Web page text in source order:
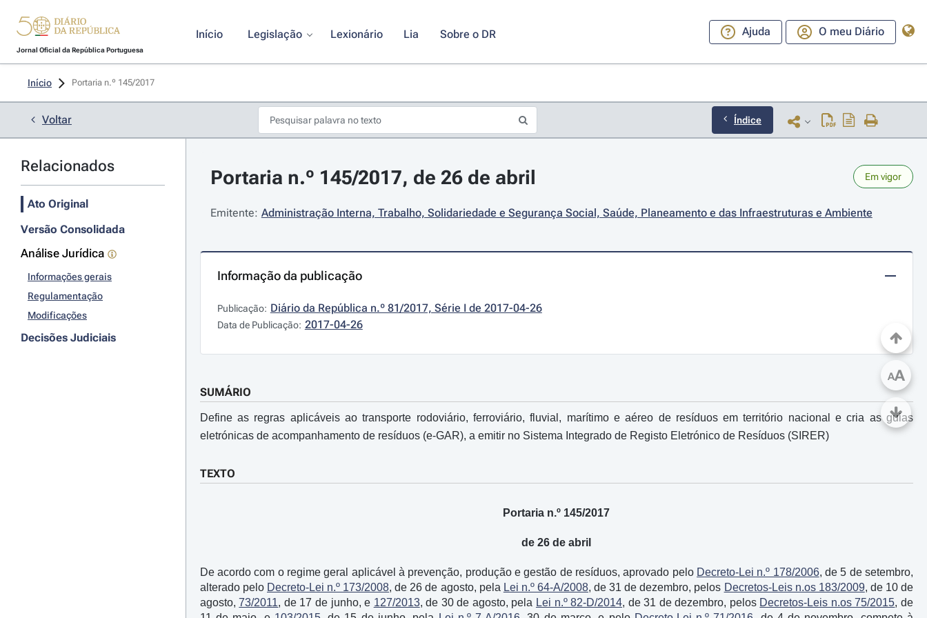
Jornal Oficial da República Portuguesa
Início Legislação Lexionário Lia Sobre o DR Ajuda O meu Diário
Início Portaria n.º 145/2017
Voltar Índice
Relacionados
Ato Original
Versão Consolidada
Análise Jurídica
Informações gerais
Regulamentação
Modificações
Decisões Judiciais
Portaria n.º 145/2017, de 26 de abril Em vigor
Emitente: Administração Interna, Trabalho, Solidariedade e Segurança Social, Saúde, Planeamento e das Infraestruturas e Ambiente
Informação da publicação
Publicação: Diário da República n.º 81/2017, Série I de 2017-04-26
Data de Publicação: 2017-04-26
SUMÁRIO
Define as regras aplicáveis ao transporte rodoviário, ferroviário, fluvial, marítimo e aéreo de resíduos em território nacional e cria as guias
eletrónicas de acompanhamento de resíduos (e-GAR), a emitir no Sistema Integrado de Registo Eletrónico de Resíduos (SIRER)
TEXTO
Portaria n.º 145/2017
de 26 de abril
De acordo com o regime geral aplicável à prevenção, produção e gestão de resíduos, aprovado pelo Decreto-Lei n.º 178/2006, de 5 de setembro,
alterado pelo Decreto-Lei n.º 173/2008, de 26 de agosto, pela Lei n.º 64-A/2008, de 31 de dezembro, pelos Decretos-Leis n.os 183/2009, de 10 de
agosto,73/2011, de 17 de junho, e 127/2013, de 30 de agosto, pela Lei n.º 82-D/2014, de 31 de dezembro, pelos Decretos-Leis n.os 75/2015, de
AA